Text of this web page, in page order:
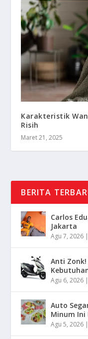
Karakteristik
Risih
Maret 21, 2025
BERITA
Carlos
Jakarta
Agu 7, 2026 |
Anti
Agu 6, 2026 |
Auto
Minum Ini
Agu 5, 2026 |